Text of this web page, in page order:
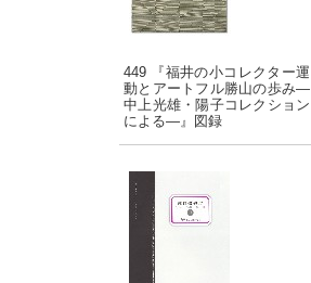
449 『福井の小コレクター運
動とアートフル勝山の歩み―
中上光雄・陽子コレクション
による―』図録